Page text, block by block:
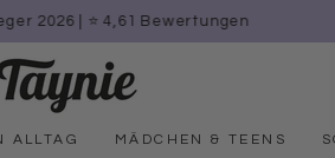
2026 | ⭐️ 4,61 Bewertungen
ALLTAG MÄDCHEN & TEENS